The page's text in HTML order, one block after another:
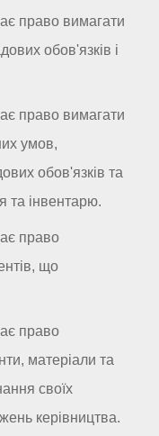
право вимагати
обов'язків і
право вимагати
умов,
обов'язків та
та інвентарю.
право
що
право
матеріали та
своїх
керівництва.